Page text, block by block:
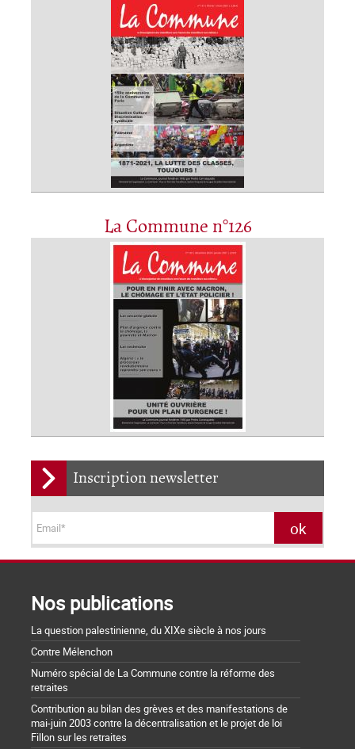
La Commune n°126
Inscription newsletter
Nos publications
La question palestinienne, du XIXe siècle à nos jours
Contre Mélenchon
Numéro spécial de La Commune contre la réforme des
retraites
Contribution au bilan des grèves et des manifestations de
mai-juin 2003 contre la décentralisation et le projet de loi
Fillon sur les retraites